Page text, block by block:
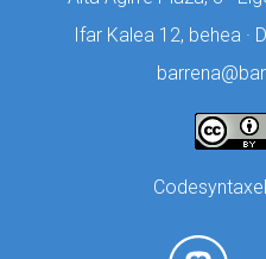
Ifar Kalea 12, behea ·